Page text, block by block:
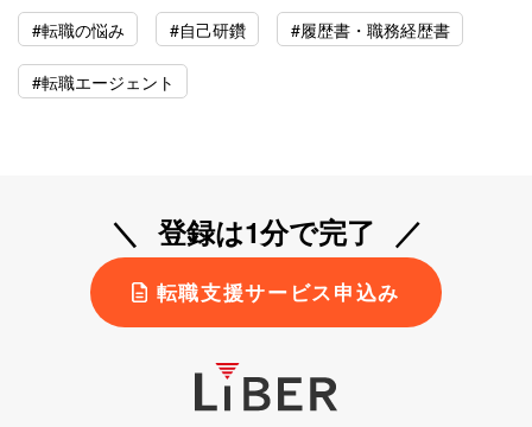
#転職の悩み #自己研鑽 #履歴書・職務経歴書
#転職エージェント
登録は1分で完了
転職支援サービス申込み